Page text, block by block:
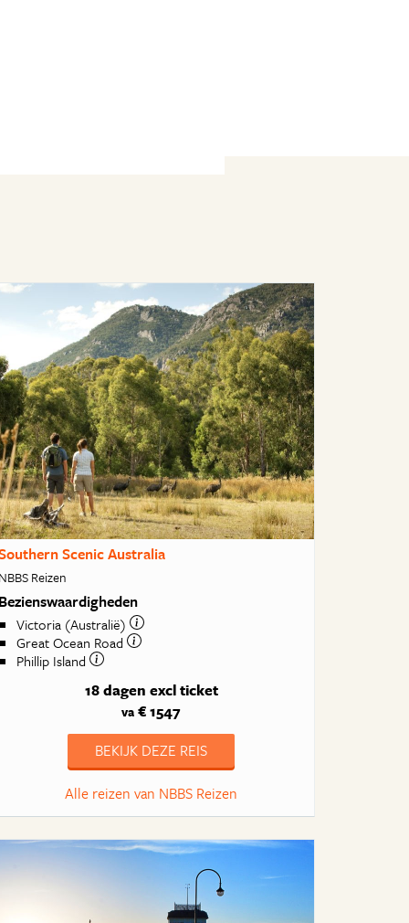
Scenic Australia
Reizen
Victoria (Australië)
Great Ocean Road
Phillip Island
18 dagen excl ticket
va € 1547
BEKIJK DEZE REIS
Alle reizen van NBBS Reizen